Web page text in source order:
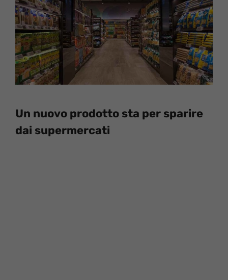
Un nuovo prodotto sta per sparire
dai supermercati